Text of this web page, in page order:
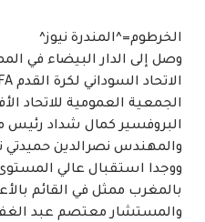
الخرطوم=^المندرة نيوز^
وصل إلى الدار البيضاء في
البروفسير كمال شداد رئيس
والمهندس نصرالدين حميدتي
ووجدا استقبال عالي
بالمغرب ممثل في القائم
والمستشار معتصم عبد